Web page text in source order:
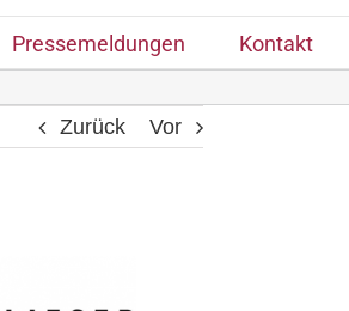
Pressemeldungen Kontakt
Zurück Vor